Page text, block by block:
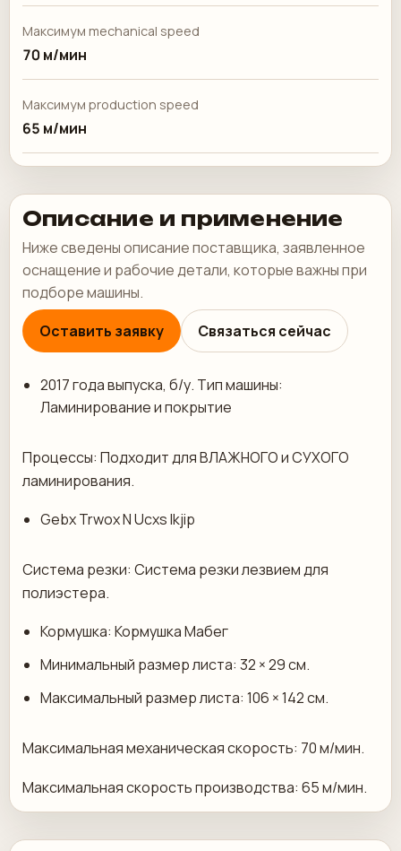
Максимум mechanical speed
70 м/мин
Максимум production speed
65 м/мин
Описание и применение
Ниже сведены описание поставщика, заявленное
оснащение и рабочие детали, которые важны при
подборе машины.
Оставить заявку
Связаться сейчас
2017 года выпуска, б/у. Тип машины:
Ламинирование и покрытие
Процессы: Подходит для ВЛАЖНОГО и СУХОГО
ламинирования.
Gebx Trwox N Ucxs Ikjip
Система резки: Система резки лезвием для
полиэстера.
Кормушка: Кормушка Мабег
Минимальный размер листа: 32 × 29 см.
Максимальный размер листа: 106 × 142 см.
Максимальная механическая скорость: 70 м/мин.
Максимальная скорость производства: 65 м/мин.